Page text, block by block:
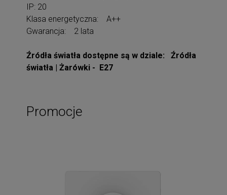
IP: 20
Klasa energetyczna: A++
Gwarancja: 2 lata
Źródła światła dostępne są w dziale: Źródła
światła | Żarówki - E27
Promocje